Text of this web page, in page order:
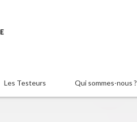
Les Testeurs Qui sommes-nous ?